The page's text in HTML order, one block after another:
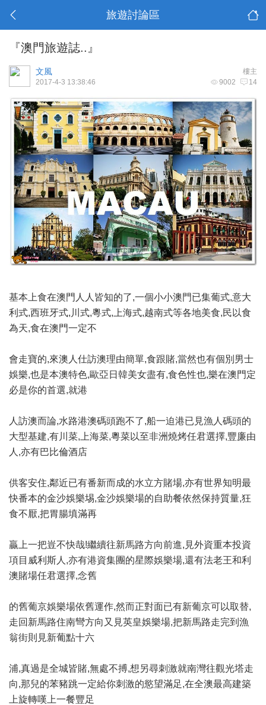
旅遊討論區
『澳門旅遊誌..』
樓主
文風
9002 14
2017-4-3 13:38:46
基本上食在澳門人人皆知的了,一個小小澳門已集葡式,意大
利式,西班牙式,川式,粵式,上海式,越南式等各地美食,民以食
為天,食在澳門一定不
會走寶的,來澳人仕訪澳理由簡單,食跟賭,當然也有個別男士
娛樂,也是本澳特色,歐亞日韓美女盡有,食色性也,樂在澳門定
必是你的首選,就港
人訪澳而論,水路港澳碼頭跑不了,船一迫港已見漁人碼頭的
大型基建,有川菜,上海菜,粵菜以至非洲燒烤任君選擇,豐廉由
人,亦有巴比倫酒店
供客安住,鄰近已有番新而成的水立方賭場,亦有世界知明最
快番本的金沙娛樂埸,金沙娛樂場的自助餐依然保持質量,狂
食不厭,把胃腸填滿再
贏上一把豈不快哉!繼續往新馬路方向前進,見外資重本投資
項目威利斯人,亦有港資集團的星際娛樂場,還有法老王和利
澳賭場任君選擇,念舊
的舊葡京娛樂場依舊運作,然而正對面已有新葡京可以取替,
走回新馬路住南彎方向又見英皇娛樂場,把新馬路走完到漁
翁街則見新葡點十六
浦,真過是全城皆賭,無處不搏,想另尋刺激就南灣往觀光塔走
向,那兒的苯豬跳一定給你刺激的慾望滿足,在全澳最高建築
上旋轉嘆上一餐豐足